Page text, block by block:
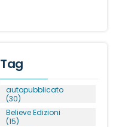
Tag
autopubblicato
(30)
Believe Edizioni
(15)